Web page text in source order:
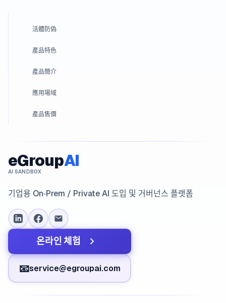
活體防偽
產品特色
產品簡介
應用場域
產品售價
eGroupAI
AI SANDBOX
기업용 On‑Prem / Private AI 도입 및 거버넌스 플랫폼
온라인 체험
📧service@egroupai.com